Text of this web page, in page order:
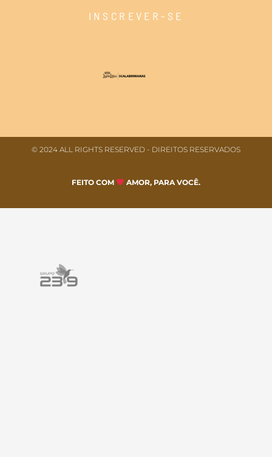
INSCREVER-SE
© 2024 ALL RIGHTS RESERVED​ - DIREITOS RESERVADOS
FEITO COM AMOR, PARA VOCÊ.